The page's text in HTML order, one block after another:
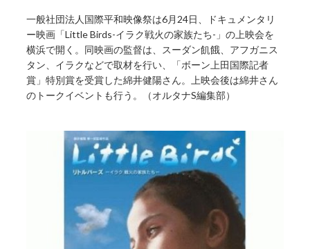
一般社団法人国際平和映像祭は6月24日、ドキュメンタリ
ー映画「Little Birds-イラク戦火の家族たち-」の上映会を
横浜で開く。同映画の監督は、スーダン飢餓、アフガニス
タン、イラクなどで取材を行い、「ボーン上田国際記者
賞」特別賞を受賞した綿井健陽さん。上映会後は綿井さん
のトークイベントも行う。（オルタナS編集部）